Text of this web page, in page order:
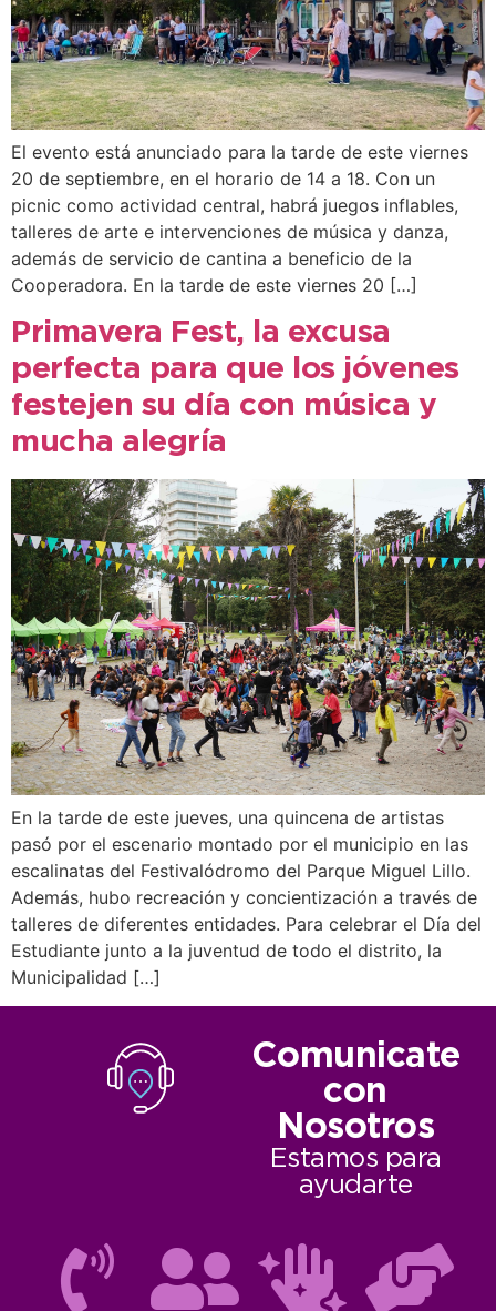
El evento está anunciado para la tarde de este viernes
20 de septiembre, en el horario de 14 a 18. Con un
picnic como actividad central, habrá juegos inflables,
talleres de arte e intervenciones de música y danza,
además de servicio de cantina a beneficio de la
Cooperadora. En la tarde de este viernes 20 […]
Primavera Fest, la excusa
perfecta para que los jóvenes
festejen su día con música y
mucha alegría
En la tarde de este jueves, una quincena de artistas
pasó por el escenario montado por el municipio en las
escalinatas del Festivalódromo del Parque Miguel Lillo.
Además, hubo recreación y concientización a través de
talleres de diferentes entidades. Para celebrar el Día del
Estudiante junto a la juventud de todo el distrito, la
Municipalidad […]
Comunicate
con
Nosotros
Estamos para
ayudarte